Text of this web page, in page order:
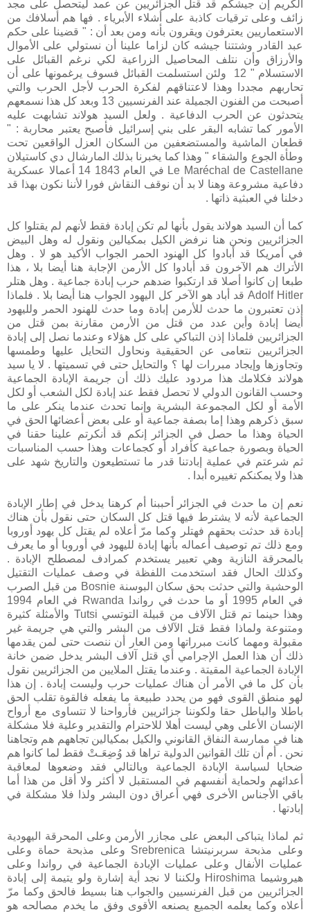
الكريم إن جيشكم قد قتل الجزائريين عن عمد ليتحصل على مجد
زائف وعلى ترقيات كاذبة على أشلاء الأبرياء . فها هم أسلافك من
الاستعماريين يعترفون ويقرون بأنه ومن بعد أن : " قضينا على حكم
عبد القادر وشتتنا جيشه كان لزاما علينا أن نستولي على الأموال
والأرزاق وأن نتلف المحاصيل الزراعية لكي نرغم القبائل على
الاستسلام " 12 ولئن استسلمت القبائل فسوف يرغمونها على أن
تحاربهم مجددا وهذا لاعتناقهم لفكرة الحرب لأجل الحرب والتي
أصبحت من الفنون الجميلة عند الفرنسيين 13 وبعد كل هذا نسمعهم
يتحدثون عن الحرب الدفاعية . ولعل السيد هولاند تشابهت عليه
الأمور كما تشابه البقر على بني إسرائيل فأصبح يعتبر محاربة : "
قطعان الماشية والمستضعفين من السكان العزل الواقعين تحت
وطأة الجوع والشقاء " وهذا كما يخبرنا بذلك المارشال دي كاستيلان
Le Maréchal de Castellane في العام 1843 14 أعمالا عسكرية
دفاعية مشروعة وهنا لا بد أن نوقف النقاش فورا لأننا نكون بهذا قد
دخلنا في العبثية ذاتها .
كما أن السيد هولاند يقول بأنها لم تكن إبادة فقط لأنهم لم يقتلوا كل
الجزائريين ونحن هنا نرفض الكيل بمكيالين ونقول له وهل البيض
في أمريكا قد أبادوا كل الهنود الحمر الجواب الأكيد هو لا . وهل
الأتراك هم الآخرون قد أبادوا كل الأرمن الإجابة هنا أيضا بلا ، هذا
طبعا إن كانوا أصلا قد ارتكبوا ضدهم حرب إبادة جماعية . وهل هتلر
Adolf Hitler قد أباد هو الآخر كل اليهود الجواب هنا أيضا بلا . فلماذا
إذن تعتبرون ما حدث للأرمن إبادة وما حدث للهنود الحمر ولليهود
أيضا إبادة وأين عدد من قتل من الأرمن مقارنة بمن قتل من
الجزائريين فلماذا إذن التباكي على كل هؤلاء وعندما نصل إلى إبادة
الجزائريين نتعامى عن الحقيقية ونحاول التحايل عليها وطمسها
وتجاوزها وإيجاد مبررات لها ؟ والتحايل حتى في تسميتها . لا يا سيد
هولاند فكلامك هذا مردود عليك ذلك أن جريمة الإبادة الجماعية
وحسب القانون الدولي لا تحصل فقط عند إبادة لكل الشعب أو لكل
الأمة أو لكل المجموعة البشرية وإنما تحدث عندما ينكر على ما
سبق ذكرهم وهذا إما بصفة جماعية أو على بعض أعضائها الحق في
الحياة وهذا ما حصل في الجزائر إنكم قد أنكرتم علينا حقنا في
الحياة وبصورة جماعية كأفراد أو كجماعات وهذا حسب المناسبات
ثم شرعتم في عملية إبادتنا قدر ما تستطيعون والتاريخ شهد على
هذا ولا يمكنكم تغييره أبدا .
نعم إن ما حدث في الجزائر أحببنا أم كرهنا يدخل في إطار الإبادة
الجماعية لأنه لا يشترط فيها قتل كل السكان حتى نقول بأن هناك
إبادة قد حدثت بحقهم فهتلر وكما مرّ أعلاه لم يقتل كل يهود أوروبا
ومع ذلك تم توصيف أعماله بأنها إبادة لليهود في أوروبا أو ما يعرف
بالمحرقة النازية وهي تعبير يستخدم كمرادف لمصطلح الإبادة .
وكذلك الحال فقد استخدمت اللفظة في وصف عمليات التقتيل
الوحشية والتي حدثت بحق سكان البوسنة Bosnie من قبل الصرب
في العام 1995 أو ما حدث في رواندا Rwanda في العام 1994
وهذا حينما تم قتل الآلاف من قبيلة التوتسي Tutsi والأمثلة كثيرة
ومتنوعة ولماذا فقط قتل الآلاف من البشر والتي هي جريمة غير
مقبولة ومهما كانت مبرراتها ومن العار أن ننصت حتى لمن يقدمها
ذلك أن هذا العمل الإجرامي أي قتل آلاف البشر يدخل ضمن خانة
الإبادة الجماعية المقيتة . وعندما يقتل الملايين من الجزائريين نقول
بأن كل ما في الأمر أن هناك عمليات حرب وليست إبادة . إن هذا
لهو منطق القوى فهو من يحدد طبيعة ما يفعله فالقوة تقلب الحق
باطلا والباطل حقا ولكوننا جزائريين فأرواحنا لا تتساوى مع أرواح
الإنسان الأعلى وهي ليست أهلا للاحترام والتقدير وعلية فلا مشكلة
هنا في ممارسة النفاق القانوني والكيل بمكيالين تجاههم هم وتجاهنا
نحن . أم أن تلك القوانين الدولية تراها قد وُضِعَـتْ فقط لما كانوا هم
ضحايا لسياسة الإبادة الجماعية وبالتالي فقد وضعوها لمعاقبة
أعدائهم ولحماية أنفسهم في المستقبل لا أكثر ولا أقل من هذا أما
باقي الأجناس الأخرى فهي أعراق دون البشر ولذا فلا مشكلة في
إبادتها .
ثم لماذا يتباكى البعض على مجازر الأرمن وعلى المحرقة اليهودية
وعلى مذبحة سربرنيتشا Srebrenica وعلى مذبحة حماة وعلى
عمليات الأنفال وعلى عمليات الإبادة الجماعية في رواندا وعلى
هيروشيما Hiroshima ولكننا لا نجد أية إشارة ولو يتيمة إلى إبادة
الجزائريين من قبل الفرنسيين والجواب هنا بسيط فالحق وكما مرّ
أعلاه وكما يعلمه الجميع يصنعه الأقوى وفق ما يخدم مصالحه هو